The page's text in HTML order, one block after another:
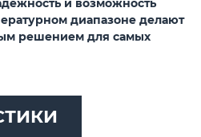
и возможность
диапазоне делают
решением для самых